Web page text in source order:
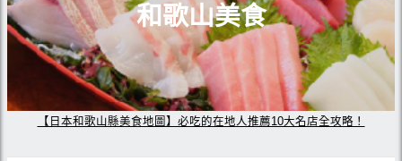
和歌山美食
【日本和歌山縣美食地圖】必吃的在地人推薦10大名店全攻略！